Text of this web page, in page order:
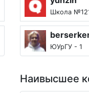
Школа
ЮУрГУ - 1
Наивысшее